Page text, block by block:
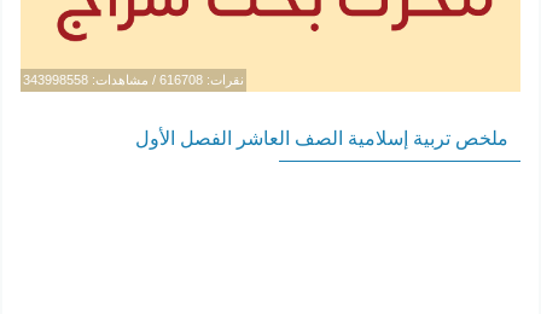
نقرات: 616708 / مشاهدات: 343998558
ملخص تربية إسلامية الصف العاشر الفصل الأول